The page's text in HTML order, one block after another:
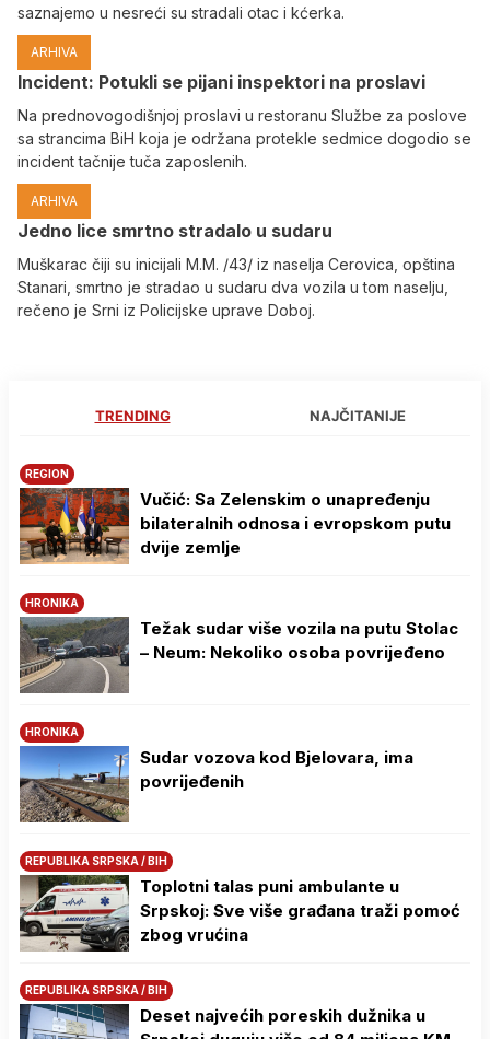
saznajemo u nesreći su stradali otac i kćerka.
ARHIVA
Incident: Potukli se pijani inspektori na proslavi
Na prednovogodišnjoj proslavi u restoranu Službe za poslove
sa strancima BiH koja je održana protekle sedmice dogodio se
incident tačnije tuča zaposlenih.
ARHIVA
Јedno lice smrtno stradalo u sudaru
Muškarac čiji su inicijali M.M. /43/ iz naselja Cerovica, opština
Stanari, smrtno je stradao u sudaru dva vozila u tom naselju,
rečeno je Srni iz Policijske uprave Doboj.
TRENDING NAJČITANIJE
REGION
Vučić: Sa Zelenskim o unapređenju
bilateralnih odnosa i evropskom putu
dvije zemlje
HRONIKA
Težak sudar više vozila na putu Stolac
– Neum: Nekoliko osoba povrijeđeno
HRONIKA
Sudar vozova kod Bjelovara, ima
povrijeđenih
REPUBLIKA SRPSKA / BIH
Toplotni talas puni ambulante u
Srpskoj: Sve više građana traži pomoć
zbog vrućina
REPUBLIKA SRPSKA / BIH
Deset najvećih poreskih dužnika u